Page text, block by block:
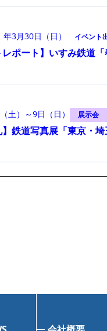
3月30日（日） イベント
レポート】いすみ鉄道
土）～9日（日） 展示会
】鉄道写真展「東京・